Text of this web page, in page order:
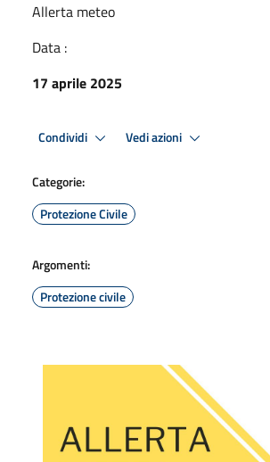
Allerta meteo
Data :
17 aprile 2025
Condividi Vedi azioni
Categorie:
Protezione Civile
Argomenti:
Protezione civile